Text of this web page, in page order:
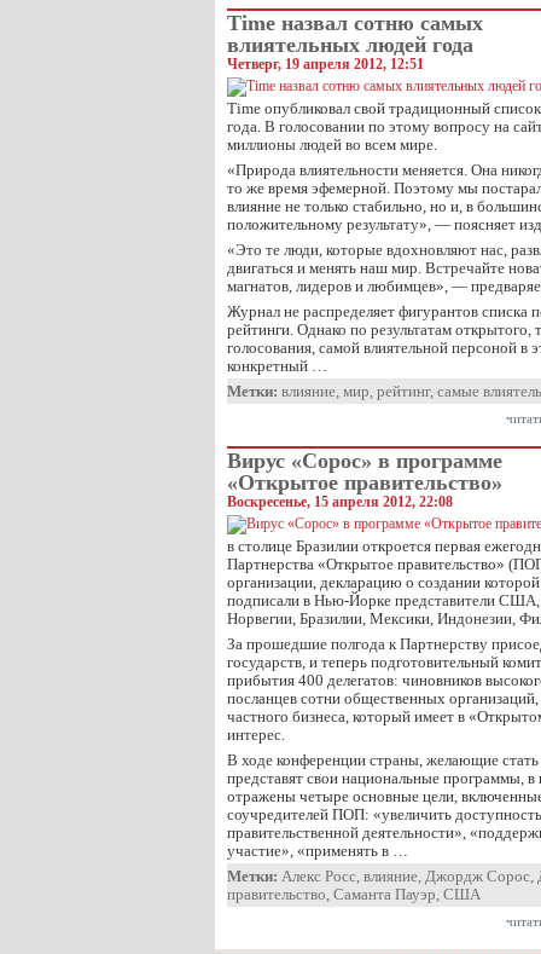
Time назвал сотню самых
влиятельных людей года
Четверг, 19 апреля 2012, 12:51
Time опубликовал свой традиционный
года. В голосовании по этому вопросу на
миллионы людей во всем мире.
«Природа влиятельности меняется. Она
то же время эфемерной. Поэтому мы
влияние не только стабильно, но и, в
положительному результату», — поясняет
«Это те люди, которые вдохновляют нас,
двигаться и менять наш мир. Встречайте
магнатов, лидеров и любимцев», —
Журнал не распределяет фигурантов списка
рейтинги. Однако по результатам открытого,
голосования, самой влиятельной персоной в
конкретный …
Метки: влияние, мир, рейтинг, самые
Вирус «Сорос» в программе
«Открытое правительство»
Воскресенье, 15 апреля 2012, 22:08
в столице Бразилии откроется первая
Партнерства «Открытое правительство»
организации, декларацию о создании
подписали в Нью-Йорке представители
Норвегии, Бразилии, Мексики, Индонезии,
За прошедшие полгода к Партнерству
государств, и теперь подготовительный
прибытия 400 делегатов: чиновников
посланцев сотни общественных
частного бизнеса, который имеет в
интерес.
В ходе конференции страны, желающие
представят свои национальные программы,
отражены четыре основные цели,
соучредителей ПОП: «увеличить
правительственной деятельности»,
участие», «применять в …
Метки: Алекс Росс, влияние, Джордж Сорос,
правительство, Саманта Пауэр, США